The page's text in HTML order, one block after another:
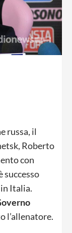
russa, il
Roberto
con
successo
Italia.
l’allenatore.